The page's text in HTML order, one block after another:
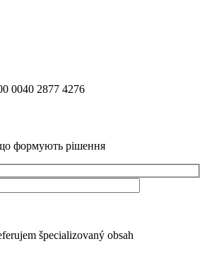
0040 2877 4276
формують рішення
špecializovaný obsah